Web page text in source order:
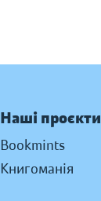
Наші проєкти
Bookmints
Книгоманія